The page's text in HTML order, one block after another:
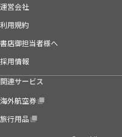
運営会社
利用規約
書店御担当者様へ
採用情報
関連サービス
海外航空券
旅行用品